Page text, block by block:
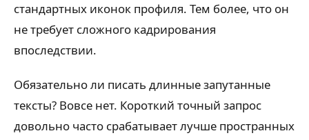
стандартных иконок профиля. Тем более, что он
не требует сложного кадрирования
впоследствии.
Обязательно ли писать длинные запутанные
тексты? Вовсе нет. Короткий точный запрос
довольно часто срабатывает лучше пространных